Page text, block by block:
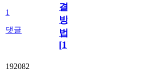
1
댓글
결
방
법
[1]
192082